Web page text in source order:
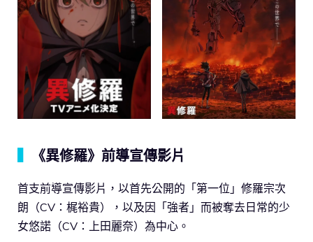
《異修羅》前導宣傳影片
首支前導宣傳影片，以首先公開的「第一位」修羅宗次
朗（CV：梶裕貴），以及因「強者」而被奪去日常的少
女悠諾（CV：上田麗奈）為中心。